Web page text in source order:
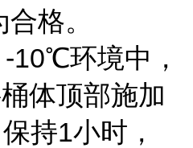
格。
-10℃环境中，
体顶部施加
持1小时，